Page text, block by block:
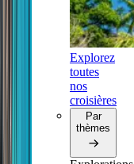
Explorez
toutes
nos
croisières
Par
thèmes